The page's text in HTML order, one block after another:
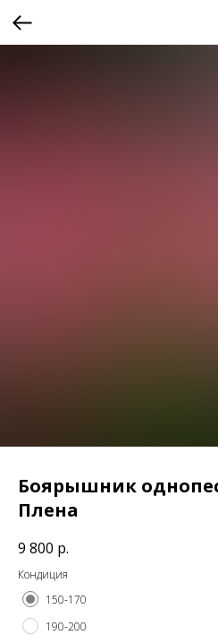
Боярышник
Плена
9 800 р.
Кондиция
150-170
190-200